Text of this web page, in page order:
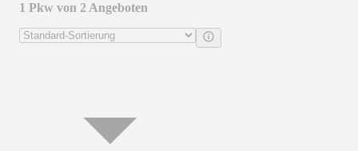
1 Pkw von 2 Angeboten